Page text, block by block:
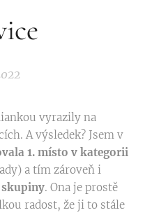
vyrazily na
A výsledek? Jsem v
1. místo v kategorii
a tím zároveň i
skupiny. Ona je prostě
radost, že ji to stále